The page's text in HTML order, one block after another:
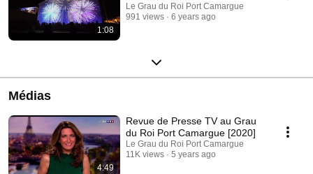
1:08
Le Grau du Roi Port Camargue
991 views
6 years ago
Médias
4:49
Revue de Presse TV au Grau
du Roi Port Camargue [2020]
Le Grau du Roi Port Camargue
11K views
5 years ago